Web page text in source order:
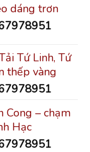
dáng trơn
Tứ Linh, Tứ
thếp vàng
Cong – chạm
Hạc